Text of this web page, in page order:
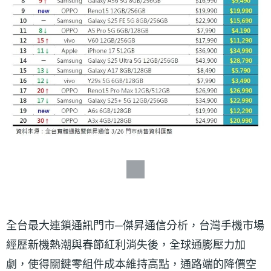
全台最大連鎖通訊門市─傑昇通信分析，台灣手機市場
經歷新機熱潮與春節紅利消失後，全球通膨壓力加
劇，使得關鍵零組件成本維持高點，通路端的降價空